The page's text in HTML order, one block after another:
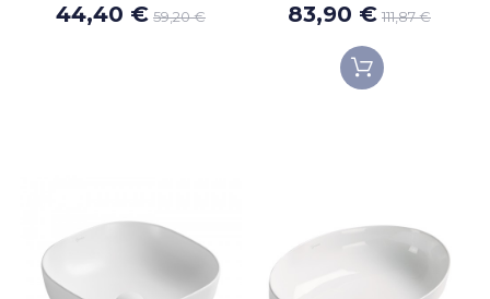
44,40 € 59,20 € 83,90 € 111,87 €